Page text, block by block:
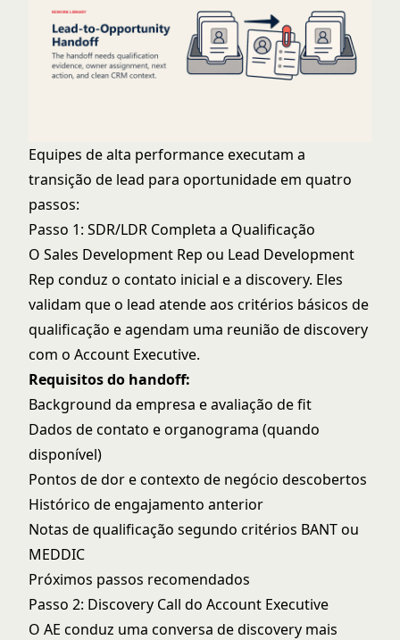
Equipes de alta performance executam a
transição de lead para oportunidade em quatro
passos:
Passo 1: SDR/LDR Completa a Qualificação
O Sales Development Rep ou Lead Development
Rep conduz o contato inicial e a discovery. Eles
validam que o lead atende aos critérios básicos de
qualificação e agendam uma reunião de discovery
com o Account Executive.
Requisitos do handoff:
Background da empresa e avaliação de fit
Dados de contato e organograma (quando
disponível)
Pontos de dor e contexto de negócio descobertos
Histórico de engajamento anterior
Notas de qualificação segundo critérios BANT ou
MEDDIC
Próximos passos recomendados
Passo 2: Discovery Call do Account Executive
O AE conduz uma conversa de discovery mais